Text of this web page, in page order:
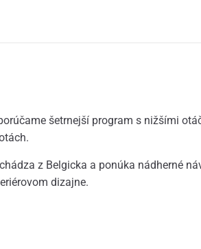
šetrnejší program s nižšími
z Belgicka a ponúka nádherné
dizajne.